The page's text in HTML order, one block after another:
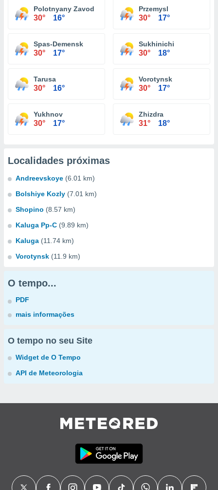
Polotnyany Zavod
30° 16°
Przemysl
30° 17°
Spas-Demensk
30° 17°
Sukhinichi
30° 18°
Tarusa
30° 16°
Vorotynsk
30° 17°
Yukhnov
30° 17°
Zhizdra
31° 18°
Localidades próximas
Andreevskoye (6.01 km)
Bolshiye Kozly (7.01 km)
Shopino (8.57 km)
Kaluga Pp-C (9.89 km)
Kaluga (11.74 km)
Vorotynsk (11.9 km)
O tempo...
PDF
mais informações
O tempo no seu Site
Widget de O Tempo
API de Meteorologia